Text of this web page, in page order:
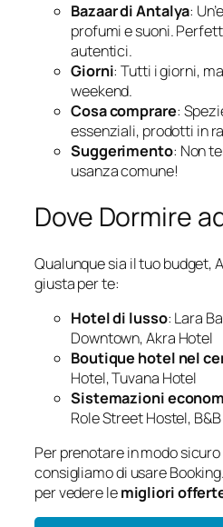
Bazaar di Antalya:
profumi e suoni.
autentici.
Giorni: Tutti i giorni,
weekend.
Cosa comprare:
essenziali, prodotti in
Suggerimento: Non
usanza comune!
Dove Dormire
Qualunque sia il tuo budget,
giusta per te:
Hotel di lusso: Lara
Downtown, Akra Hotel
Boutique hotel nel
Hotel, Tuvana Hotel
Sistemazioni
Role Street Hostel,
Per prenotare in modo
consigliamo di usare
per vedere lemigliori